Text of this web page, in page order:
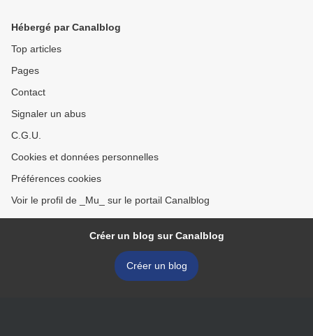
Hébergé par Canalblog
Top articles
Pages
Contact
Signaler un abus
C.G.U.
Cookies et données personnelles
Préférences cookies
Voir le profil de _Mu_ sur le portail Canalblog
Créer un blog sur Canalblog
Créer un blog